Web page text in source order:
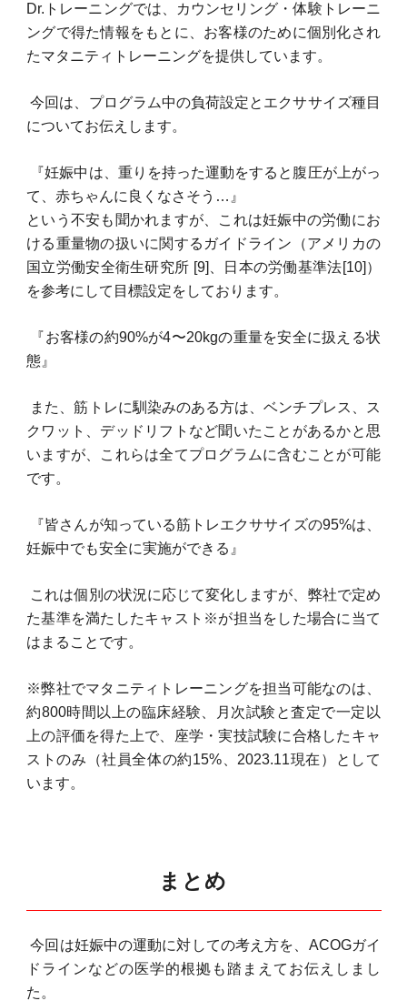
Dr.トレーニングでは、カウンセリング・体験トレーニ
ングで得た情報をもとに、お客様のために個別化され
たマタニティトレーニングを提供しています。
今回は、プログラム中の負荷設定とエクササイズ種目
についてお伝えします。
『妊娠中は、重りを持った運動をすると腹圧が上がっ
て、赤ちゃんに良くなさそう…』
という不安も聞かれますが、これは妊娠中の労働にお
ける重量物の扱いに関するガイドライン（アメリカの
国立労働安全衛生研究所 [9]、日本の労働基準法[10]）
を参考にして目標設定をしております。
『お客様の約90%が4〜20kgの重量を安全に扱える状
態』
また、筋トレに馴染みのある方は、ベンチプレス、ス
クワット、デッドリフトなど聞いたことがあるかと思
いますが、これらは全てプログラムに含むことが可能
です。
『皆さんが知っている筋トレエクササイズの95%は、
妊娠中でも安全に実施ができる』
これは個別の状況に応じて変化しますが、弊社で定め
た基準を満たしたキャスト※が担当をした場合に当て
はまることです。
※弊社でマタニティトレーニングを担当可能なのは、
約800時間以上の臨床経験、月次試験と査定で一定以
上の評価を得た上で、座学・実技試験に合格したキャ
ストのみ（社員全体の約15%、2023.11現在）として
います。
まとめ
今回は妊娠中の運動に対しての考え方を、 ACOGガイ
ドラインなどの医学的根拠も踏まえてお伝えしまし
た。